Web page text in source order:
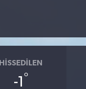
HISSEDILEN
-1°